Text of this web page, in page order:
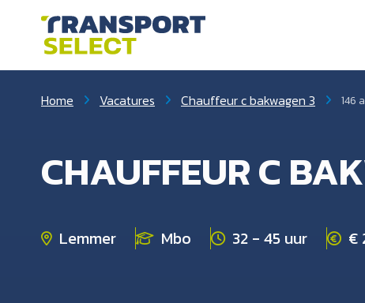
Home Vacatures Chauffeur c bakwagen 3 146
CHAUFFEUR C
Lemmer Mbo 32 - 45 uur €